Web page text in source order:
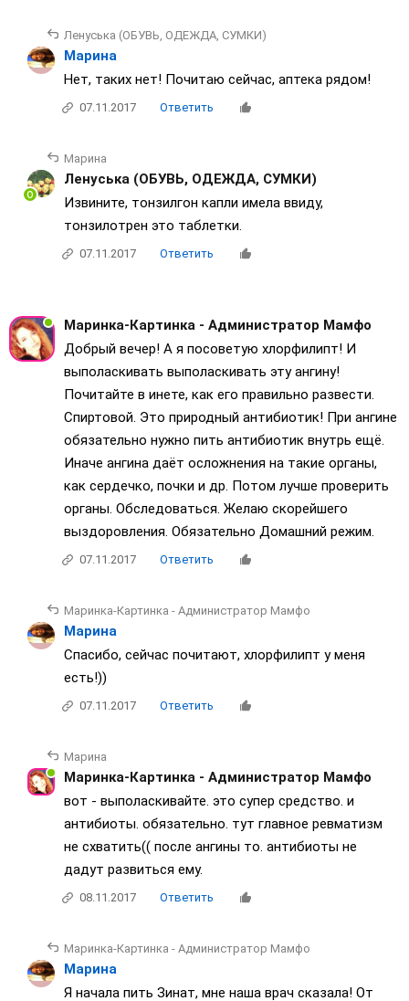
Ленуська (ОБУВЬ, ОДЕЖДА, СУМКИ)
Марина
Нет, таких нет! Почитаю сейчас, аптека рядом!
07.11.2017 Ответить
Марина
Ленуська (ОБУВЬ, ОДЕЖДА, СУМКИ)
Извините, тонзилгон капли имела ввиду,
тонзилотрен это таблетки.
07.11.2017 Ответить
Маринка-Картинка - Администратор Мамфо
Добрый вечер! А я посоветую хлорфилипт! И
выполаскивать выполаскивать эту ангину!
Почитайте в инете, как его правильно развести.
Спиртовой. Это природный антибиотик! При ангине
обязательно нужно пить антибиотик внутрь ещё.
Иначе ангина даёт осложнения на такие органы,
как сердечко, почки и др. Потом лучше проверить
органы. Обследоваться. Желаю скорейшего
выздоровления. Обязательно Домашний режим.
07.11.2017 Ответить
Маринка-Картинка - Администратор Мамфо
Марина
Спасибо, сейчас почитают, хлорфилипт у меня
есть!))
07.11.2017 Ответить
Марина
Маринка-Картинка - Администратор Мамфо
вот - выполаскивайте. это супер средство. и
антибиоты. обязательно. тут главное ревматизм
не схватить(( после ангины то. антибиоты не
дадут развиться ему.
08.11.2017 Ответить
Маринка-Картинка - Администратор Мамфо
Марина
Я начала пить Зинат, мне наша врач сказала! От